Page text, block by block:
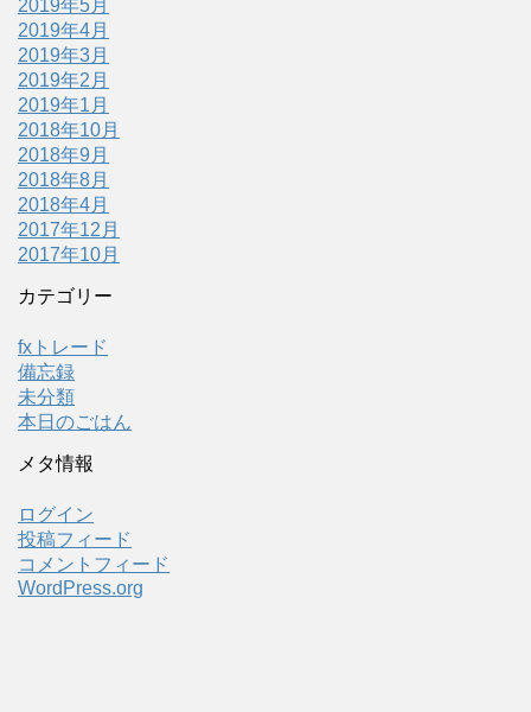
2019年5月
2019年4月
2019年3月
2019年2月
2019年1月
2018年10月
2018年9月
2018年8月
2018年4月
2017年12月
2017年10月
カテゴリー
fxトレード
備忘録
未分類
本日のごはん
メタ情報
ログイン
投稿フィード
コメントフィード
WordPress.org